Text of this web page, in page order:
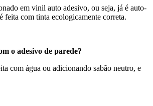
em vinil auto adesivo, ou seja, já é auto-
feita com tinta ecologicamente correta.
o adesivo de parede?
com água ou adicionando sabão neutro, e